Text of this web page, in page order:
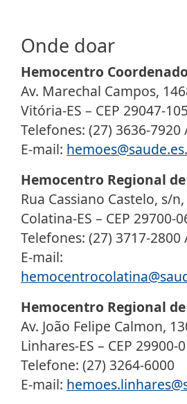
Onde doar
Hemocentro
Av. Marechal Campos,
Vitória-ES – CEP 29047-105
Telefones: (27) 3636-7920
E-mail:
Hemocentro Regional
Rua Cassiano Castelo, s/
Colatina-ES – CEP 29700-
Telefones: (27) 3717-2800
E-mail:
Hemocentro Regional
Av. João Felipe Calmon,
Linhares-ES – CEP 29900-
Telefone: (27) 3264-6000
E-mail: